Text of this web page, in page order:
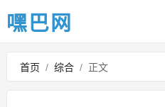
嘿巴网
首页 / 综合 / 正文